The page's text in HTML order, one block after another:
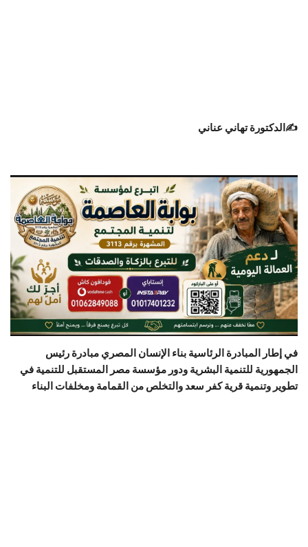
✍️الدكتورة تهاني عناني
في إطار المبادرة الرئاسية بناء الإنسان المصري مبادرة رئيس
الجمهورية للتنمية البشرية ودور مؤسسة مصر المستقبل للتنمية في
تطوير وتنمية قرية كفر سعد والتخلص من القمامة ومخلفات البناء